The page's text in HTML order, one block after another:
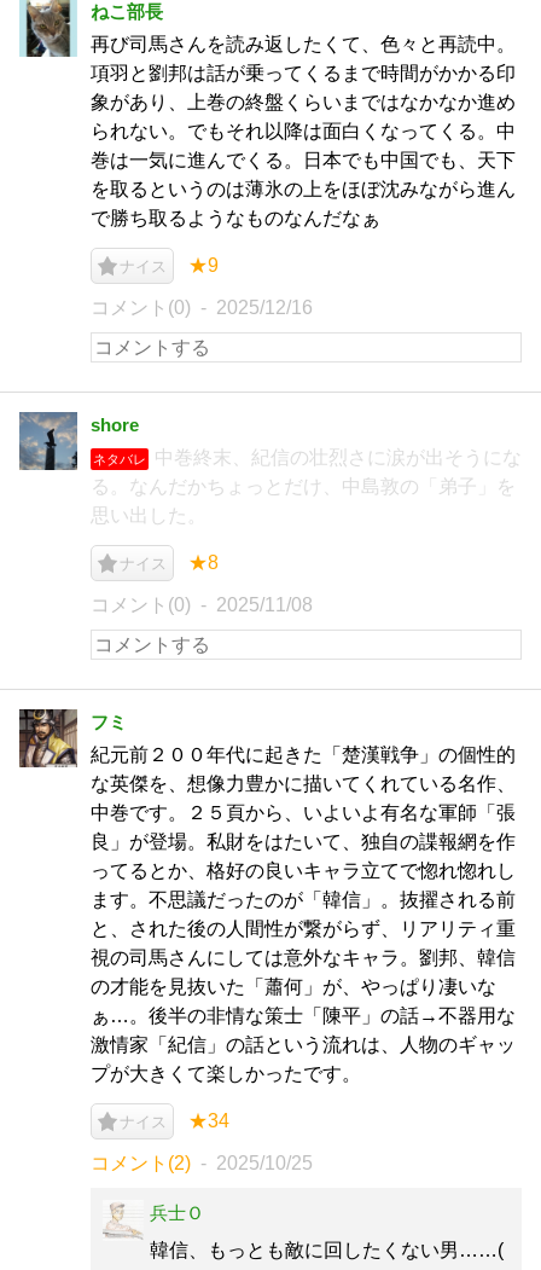
ねこ部長
再び司馬さんを読み返したくて、色々と再読中。
項羽と劉邦は話が乗ってくるまで時間がかかる印
象があり、上巻の終盤くらいまではなかなか進め
られない。でもそれ以降は面白くなってくる。中
巻は一気に進んでくる。日本でも中国でも、天下
を取るというのは薄氷の上をほぼ沈みながら進ん
で勝ち取るようなものなんだなぁ
ナイス ★9
コメント(0) 2025/12/16
shore
ネタバレ
中巻終末、紀信の壮烈さに涙が出そうにな
る。なんだかちょっとだけ、中島敦の「弟子」を
思い出した。
ナイス ★8
コメント(0) 2025/11/08
フミ
紀元前２００年代に起きた「楚漢戦争」の個性的
な英傑を、想像力豊かに描いてくれている名作、
中巻です。２５頁から、いよいよ有名な軍師「張
良」が登場。私財をはたいて、独自の諜報網を作
ってるとか、格好の良いキャラ立てで惚れ惚れし
ます。不思議だったのが「韓信」。抜擢される前
と、された後の人間性が繋がらず、リアリティ重
視の司馬さんにしては意外なキャラ。劉邦、韓信
の才能を見抜いた「蕭何」が、やっぱり凄いな
ぁ…。後半の非情な策士「陳平」の話→不器用な
激情家「紀信」の話という流れは、人物のギャッ
プが大きくて楽しかったです。
ナイス ★34
コメント(2) 2025/10/25
兵士Ｏ
韓信、もっとも敵に回したくない男……(